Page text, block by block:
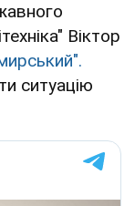
Віктор
ситуацію